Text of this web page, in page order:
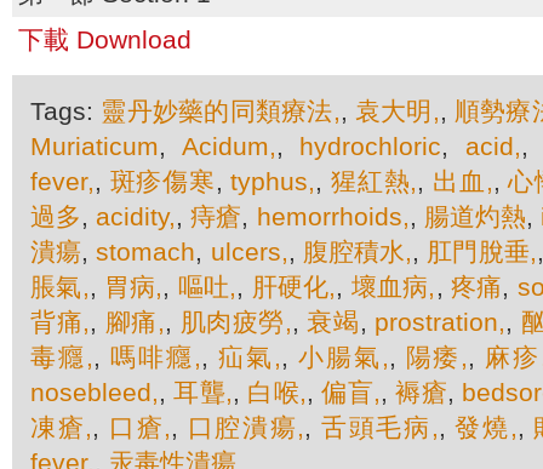
下載 Download
Tags: 靈丹妙藥的同類療法,, 袁大明,, 順勢療
Muriaticum, Acidum,, hydrochloric, acid,,
fever,, 斑疹傷寒,typhus,,猩紅熱,, 出血,,心
過多, acidity,,痔瘡, hemorrhoids,, 腸道灼熱,
潰瘍,stomach, ulcers,, 腹腔積水,, 肛門脫垂,
脹氣,, 胃病,, 嘔吐,, 肝硬化,, 壞血病, , 疼痛,
背痛,, 腳痛,, 肌肉疲勞,, 衰竭, prostration,,
毒癮,, 嗎啡癮,, 疝氣,, 小腸氣,, 陽痿,, 麻
nosebleed,,耳聾,, 白喉,,偏盲,,褥瘡,
凍瘡,, 口瘡,, 口腔潰瘍,,舌頭毛病,,發燒,,
fever,, 汞毒性潰瘍